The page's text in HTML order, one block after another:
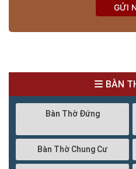
GỬI
BÀN
Bàn Thờ Đứng
Bàn Thờ Chung Cư